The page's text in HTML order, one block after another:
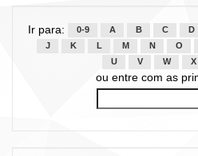
Ir para: 0-9 A B C D
J
K L M N O
U
V W X
ou entre com as